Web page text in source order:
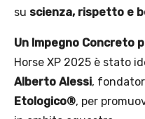
su scienza, rispetto e
Un Impegno Concreto
Horse XP 2025 è stato
Alberto Alessi,
Etologico®, per